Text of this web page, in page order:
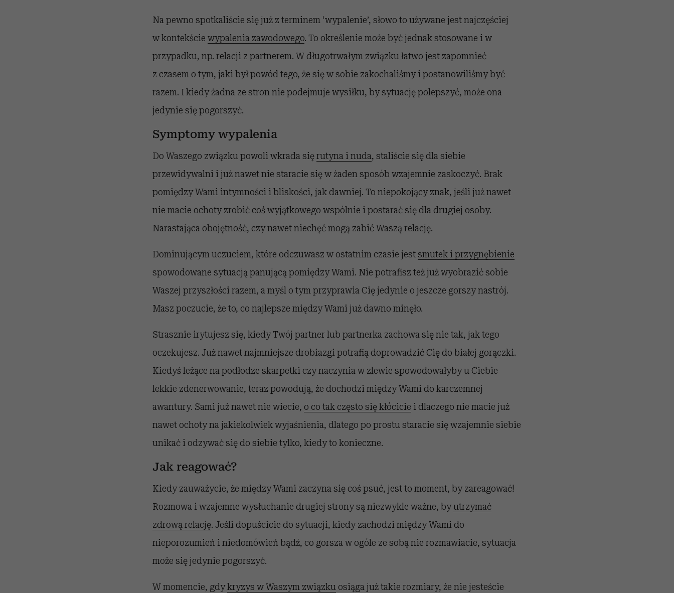
Na pewno spotkaliście się już z terminem ‘wypalenie’, słowo to używane jest najczęściej
w kontekście wypalenia zawodowego. To określenie może być jednak stosowane i w
przypadku, np. relacji z partnerem. W długotrwałym związku łatwo jest zapomnieć
z czasem o tym, jaki był powód tego, że się w sobie zakochaliśmy i postanowiliśmy być
razem. I kiedy żadna ze stron nie podejmuje wysiłku, by sytuację polepszyć, może ona
jedynie się pogorszyć.
Symptomy wypalenia
Do Waszego związku powoli wkrada sięrutyna i nuda, staliście się dla siebie
przewidywalni i już nawet nie staracie się w żaden sposób wzajemnie zaskoczyć. Brak
pomiędzy Wami intymności i bliskości, jak dawniej. To niepokojący znak, jeśli już nawet
nie macie ochoty zrobić coś wyjątkowego wspólnie i postarać się dla drugiej osoby.
Narastająca obojętność, czy nawet niechęć mogą zabić Waszą relację.
Dominującym uczuciem, które odczuwasz w ostatnim czasie jestsmutek i przygnębienie
spowodowane sytuacją panującą pomiędzy Wami. Nie potrafisz też już wyobrazić sobie
Waszej przyszłości razem, a myśl o tym przyprawia Cię jedynie o jeszcze gorszy nastrój.
Masz poczucie, że to, co najlepsze między Wami już dawno minęło.
Strasznie irytujesz się, kiedy Twój partner lub partnerka zachowa się nie tak, jak tego
oczekujesz. Już nawet najmniejsze drobiazgi potrafią doprowadzić Cię do białej gorączki.
Kiedyś leżące na podłodze skarpetki czy naczynia w zlewie spowodowałyby u Ciebie
lekkie zdenerwowanie, teraz powodują, że dochodzi między Wami do karczemnej
awantury. Sami już nawet nie wiecie, o co tak często się kłócicie i dlaczego nie macie już
nawet ochoty na jakiekolwiek wyjaśnienia, dlatego po prostu staracie się wzajemnie siebie
unikać i odzywać się do siebie tylko, kiedy to konieczne.
Jak reagować?
Kiedy zauważycie, że między Wami zaczyna się coś psuć, jest to moment, by zareagować!
Rozmowa i wzajemne wysłuchanie drugiej strony są niezwykle ważne, byutrzymać
zdrową relację. Jeśli dopuścicie do sytuacji, kiedy zachodzi między Wami do
nieporozumień i niedomówień bądź, co gorsza w ogóle ze sobą nie rozmawiacie, sytuacja
może się jedynie pogorszyć.
W momencie, gdykryzys w Waszym związku osiąga już takie rozmiary, że nie jesteście